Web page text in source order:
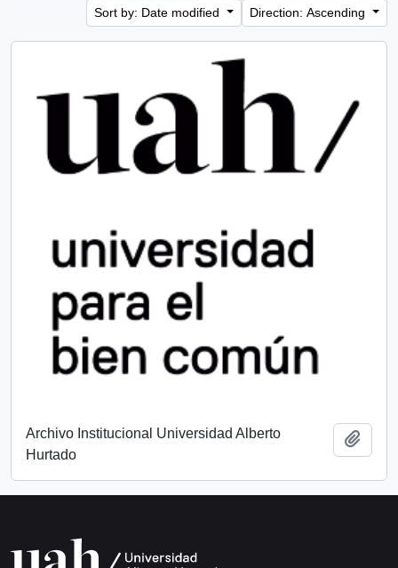
Sort by: Date modified
Direction: Ascending
Archivo Institucional Universidad Alberto
Hurtado